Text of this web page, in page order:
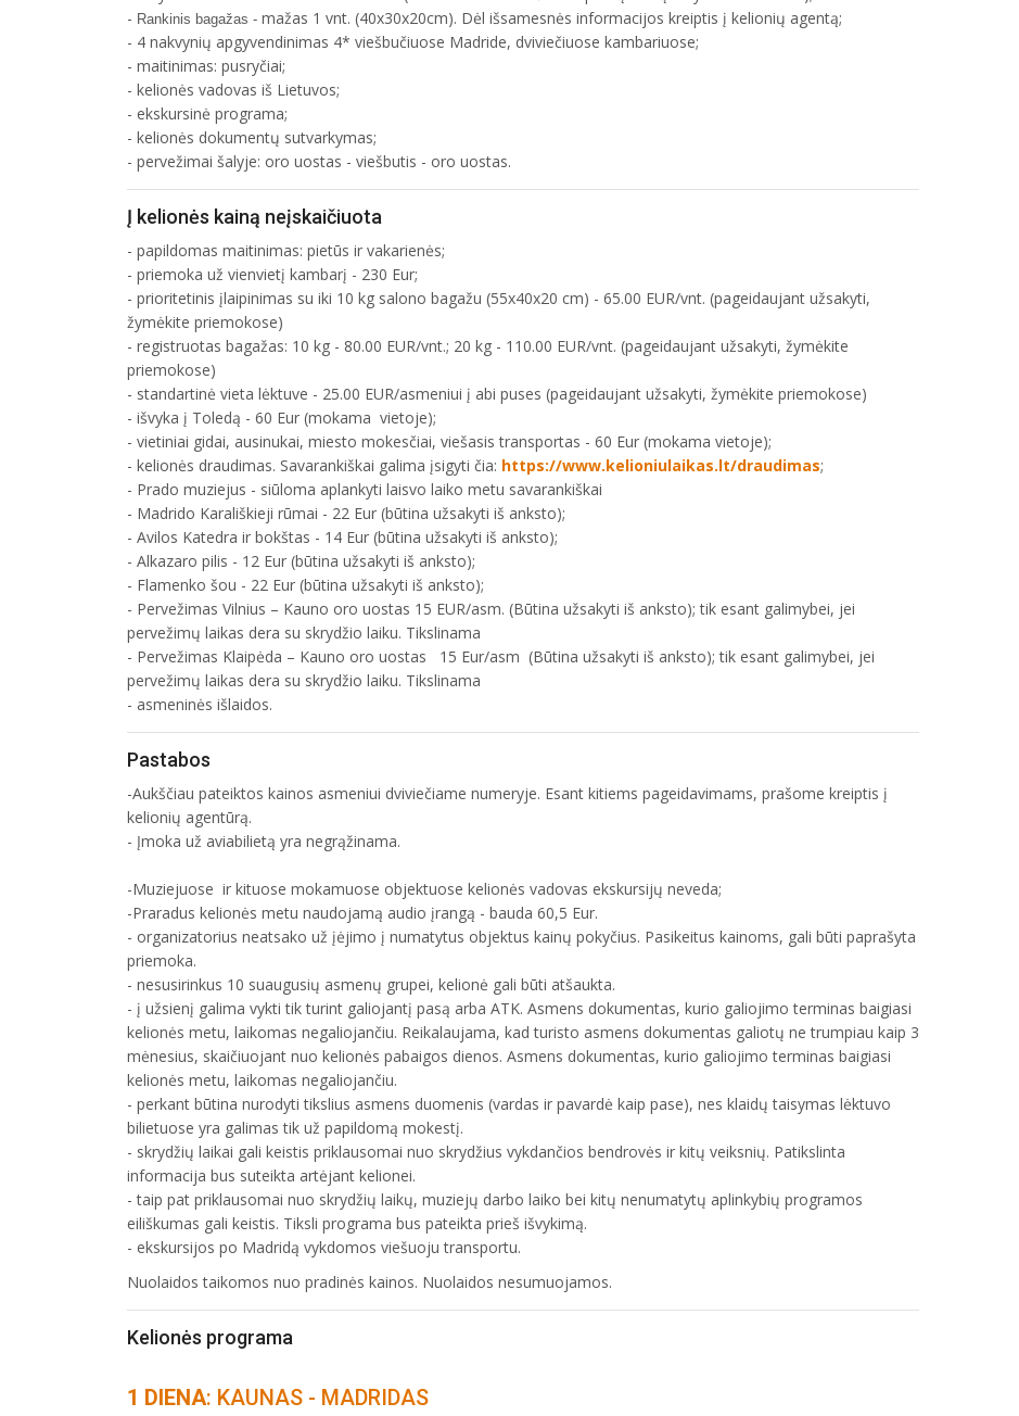
- Rankinis bagažas - mažas 1 vnt. (40x30x20cm). Dėl išsamesnės informacijos kreiptis į kelionių agentą;
- 4 nakvynių apgyvendinimas 4* viešbučiuose Madride, dviviečiuose kambariuose;
- maitinimas: pusryčiai;
- kelionės vadovas iš Lietuvos;
- ekskursinė programa;
- kelionės dokumentų sutvarkymas;
- pervežimai šalyje: oro uostas - viešbutis - oro uostas.
Į kelionės kainą neįskaičiuota
- papildomas maitinimas: pietūs ir vakarienės;
- priemoka už vienvietį kambarį - 230 Eur;
- prioritetinis įlaipinimas su iki 10 kg salono bagažu (55x40x20 cm) - 65.00 EUR/vnt. (pageidaujant užsakyti,
žymėkite priemokose)
- registruotas bagažas: 10 kg - 80.00 EUR/vnt.; 20 kg - 110.00 EUR/vnt. (pageidaujant užsakyti, žymėkite
priemokose)
- standartinė vieta lėktuve - 25.00 EUR/asmeniui į abi puses (pageidaujant užsakyti, žymėkite priemokose)
- išvyka į Toledą - 60 Eur (mokama vietoje);
- vietiniai gidai, ausinukai, miesto mokesčiai, viešasis transportas - 60 Eur (mokama vietoje);
- kelionės draudimas. Savarankiškai galima įsigyti čia: https://www.kelioniulaikas.lt/draudimas;
- Prado muziejus - siūloma aplankyti laisvo laiko metu savarankiškai
- Madrido Karališkieji rūmai - 22 Eur (būtina užsakyti iš anksto);
- Avilos Katedra ir bokštas - 14 Eur (būtina užsakyti iš anksto);
- Alkazaro pilis - 12 Eur (būtina užsakyti iš anksto);
- Flamenko šou - 22 Eur (būtina užsakyti iš anksto);
- Pervežimas Vilnius – Kauno oro uostas 15 EUR/asm. (Būtina užsakyti iš anksto); tik esant galimybei, jei
pervežimų laikas dera su skrydžio laiku. Tikslinama
- Pervežimas Klaipėda – Kauno oro uostas 15 Eur/asm (Būtina užsakyti iš anksto); tik esant galimybei, jei
pervežimų laikas dera su skrydžio laiku. Tikslinama
- asmeninės išlaidos.
Pastabos
-Aukščiau pateiktos kainos asmeniui dviviečiame numeryje. Esant kitiems pageidavimams, prašome kreiptis į
kelionių agentūrą.
- Įmoka už aviabilietą yra negrąžinama.
-Muziejuose ir kituose mokamuose objektuose kelionės vadovas ekskursijų neveda;
-Praradus kelionės metu naudojamą audio įrangą - bauda 60,5 Eur.
- organizatorius neatsako už įėjimo į numatytus objektus kainų pokyčius. Pasikeitus kainoms, gali būti paprašyta
priemoka.
- nesusirinkus 10 suaugusių asmenų grupei, kelionė gali būti atšaukta.
- į užsienį galima vykti tik turint galiojantį pasą arba ATK. Asmens dokumentas, kurio galiojimo terminas baigiasi
kelionės metu, laikomas negaliojančiu. Reikalaujama, kad turisto asmens dokumentas galiotų ne trumpiau kaip 3
mėnesius, skaičiuojant nuo kelionės pabaigos dienos. Asmens dokumentas, kurio galiojimo terminas baigiasi
kelionės metu, laikomas negaliojančiu.
- perkant būtina nurodyti tikslius asmens duomenis (vardas ir pavardė kaip pase), nes klaidų taisymas lėktuvo
bilietuose yra galimas tik už papildomą mokestį.
- skrydžių laikai gali keistis priklausomai nuo skrydžius vykdančios bendrovės ir kitų veiksnių. Patikslinta
informacija bus suteikta artėjant kelionei.
- taip pat priklausomai nuo skrydžių laikų, muziejų darbo laiko bei kitų nenumatytų aplinkybių programos
eiliškumas gali keistis. Tiksli programa bus pateikta prieš išvykimą.
- ekskursijos po Madridą vykdomos viešuoju transportu.
Nuolaidos taikomos nuo pradinės kainos. Nuolaidos nesumuojamos.
Kelionės programa
1 DIENA: KAUNAS - MADRIDAS